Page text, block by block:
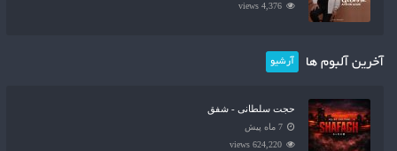
4,376 views
آخرین آلبوم ها آرشیو
حجت سلطانی - شفق
7 ماه پیش
624,220 views